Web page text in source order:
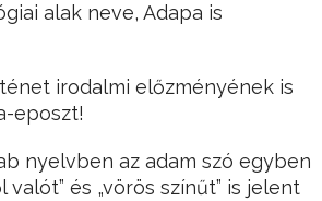
alak neve, Adapa is
irodalmi előzményének is
eposzt!
nyelvben az adam szó egyben
valót” és „vörös színűt” is jelent